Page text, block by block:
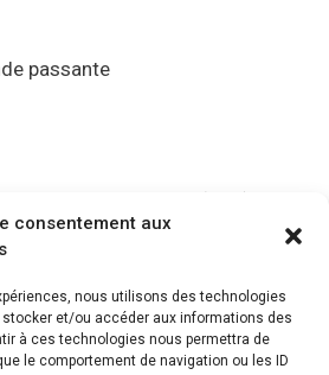
consentement aux
nous utilisons des technologies
et/ou accéder aux informations des
à ces technologies nous permettra de
le comportement de navigation ou les ID
passante
passante en lecture (Brut)
jusqu’à 100Go/disque